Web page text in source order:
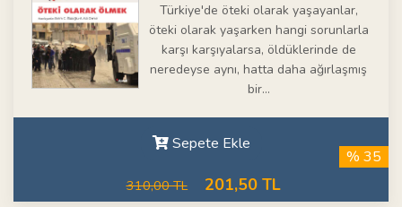
Türkiye'de öteki olarak yaşayanlar,
öteki olarak yaşarken hangi sorunlarla
karşı karşıyalarsa, öldüklerinde de
neredeyse aynı, hatta daha ağırlaşmış
bir...
Sepete Ekle
310,00 TL 201,50 TL
% 35